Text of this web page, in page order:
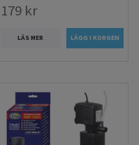
179 kr
LÄS MER